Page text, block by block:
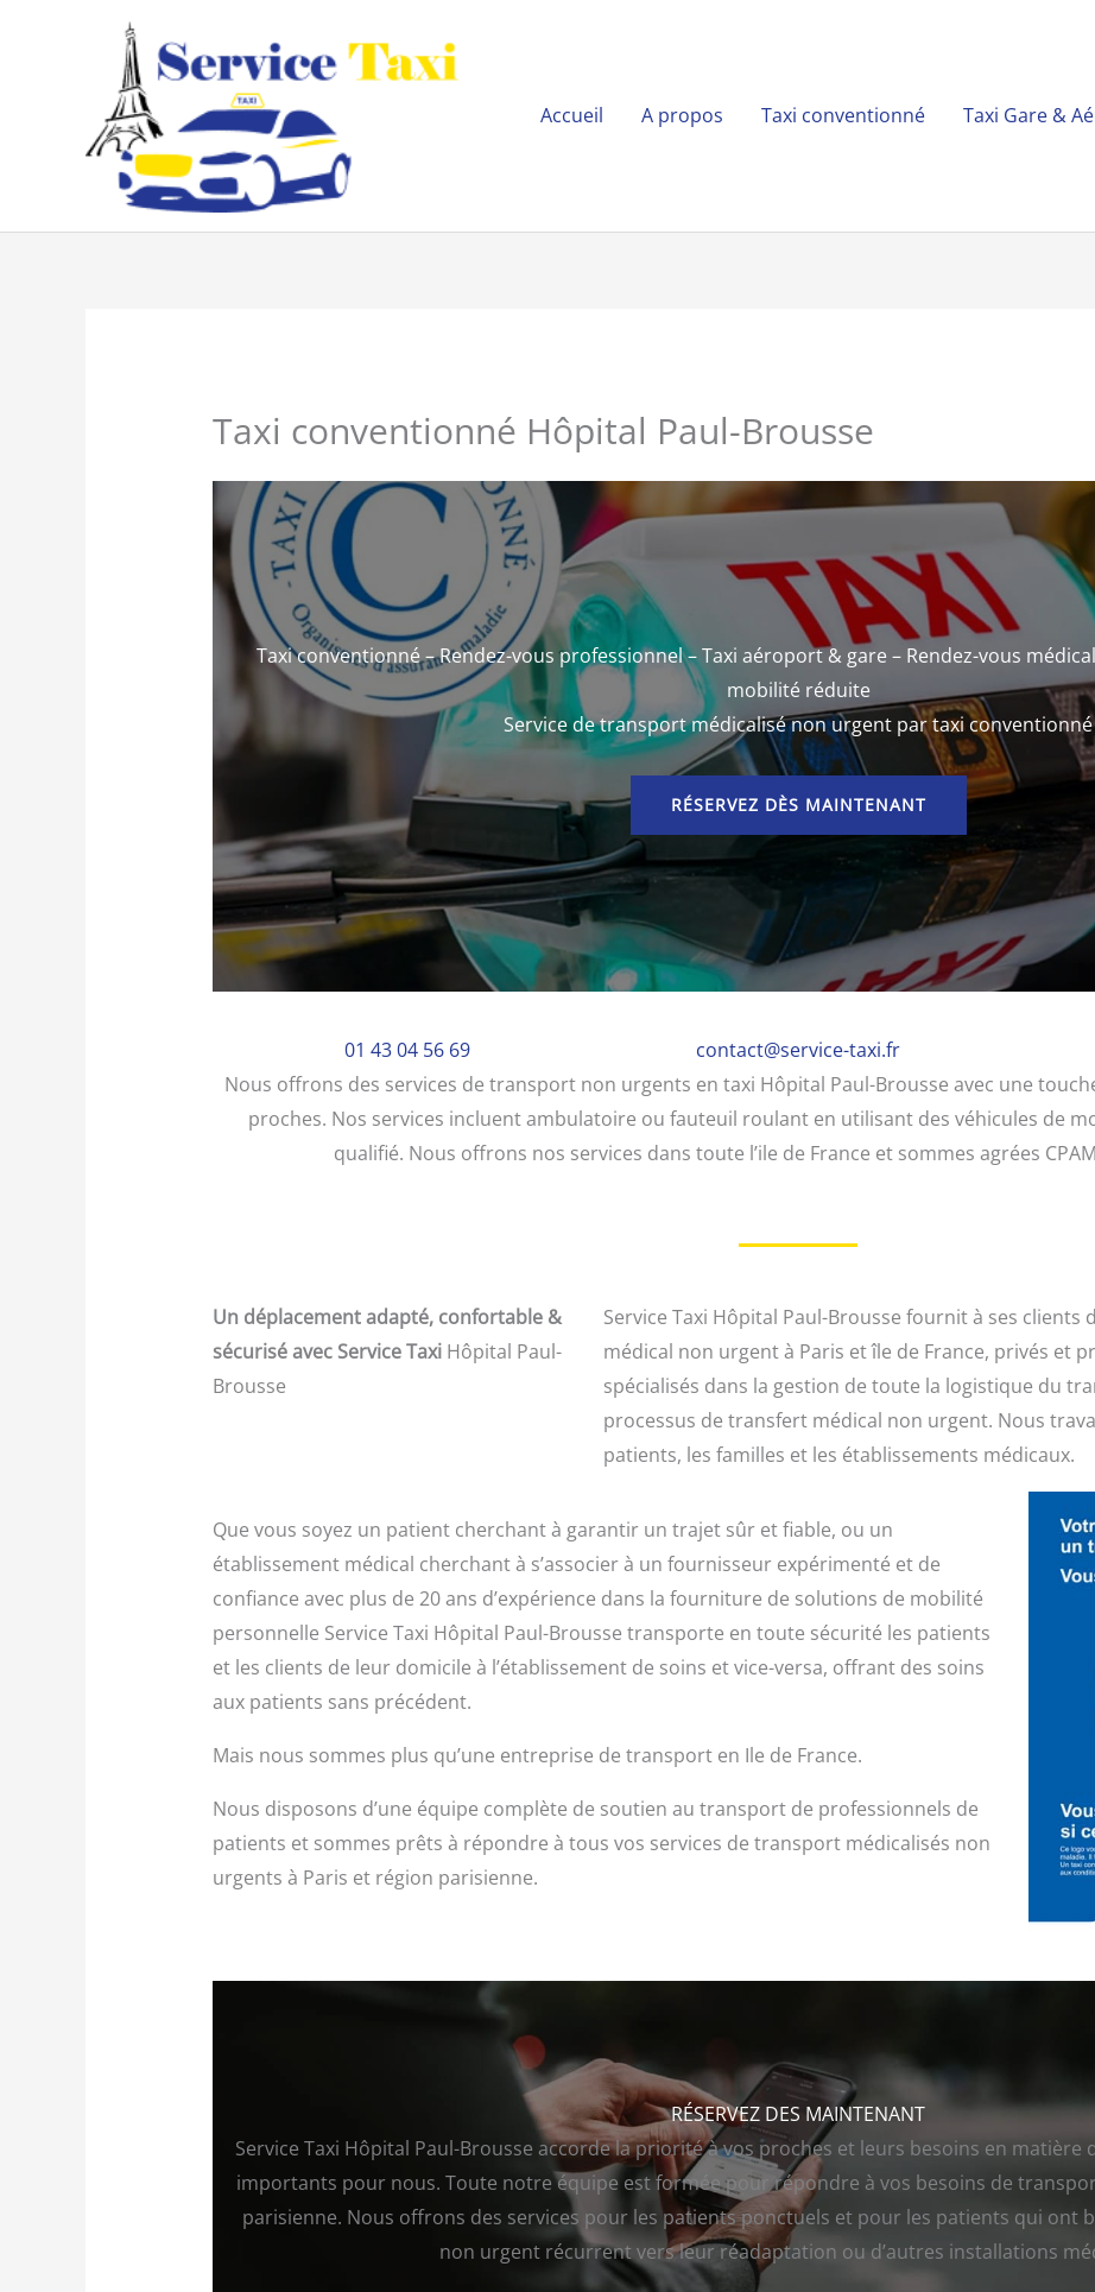
Accueil
A propos Taxi conventionné Taxi Gare &
Taxi conventionné Hôpital Paul-Brousse
Taxi conventionné – Rendez-vous professionnel – Taxi aéroport & gare – Rendez-vous
mobilité réduite
Service de transport médicalisé non urgent par taxi conventionné
RÉSERVEZ DÈS MAINTENANT
01 43 04 56 69 contact@service-taxi.fr
Nous offrons des services de transport non urgents en taxi Hôpital Paul-Brousse avec une
proches. Nos services incluent ambulatoire ou fauteuil roulant en utilisant des véhicules de
qualifié. Nous offrons nos services dans toute l’ile de France et sommes agrées
Un déplacement adapté, confortable &
sécurisé avec Service TaxiHôpital Paul-
Brousse
Service Taxi Hôpital Paul-Brousse fournit à ses clients
médical non urgent à Paris et île de France, privés et
spécialisés dans la gestion de toute la logistique du
processus de transfert médical non urgent. Nous
patients, les familles et les établissements médicaux.
Que vous soyez un patient cherchant à garantir un trajet sûr et fiable, ou un
établissement médical cherchant à s’associer à un fournisseur expérimenté et de
confiance avec plus de 20 ans d’expérience dans la fourniture de solutions de mobilité
personnelle Service Taxi Hôpital Paul-Brousse transporte en toute sécurité les patients
et les clients de leur domicile à l’établissement de soins et vice-versa, offrant des soins
aux patients sans précédent.
Mais nous sommes plus qu’une entreprise de transport en Ile de France.
Nous disposons d’une équipe complète de soutien au transport de professionnels de
patients et sommes prêts à répondre à tous vos services de transport médicalisés non
urgents à Paris et région parisienne.
RÉSERVEZ DES MAINTENANT
Service Taxi Hôpital Paul-Brousse accorde la priorité à vos proches et leurs besoins en
importants pour nous. Toute notre équipe est formée pour répondre à vos besoins de
parisienne. Nous offrons des services pour les patients ponctuels et pour les patients qui ont
non urgent récurrent vers leur réadaptation ou d’autres installations